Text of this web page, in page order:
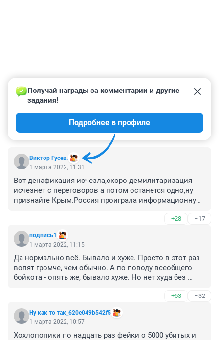
КОММЕНТАРИИ 16
Виктор Гусев.
Получай награды за комментарии и другие
задания!
Подробнее в профиле
1 марта 2022, 11:31
Вот денафикация исчезла,скоро демилитаризация
исчезнет с переговоров а потом останется одно,ну
признайте Крым.Россия проиграла информационную
подготовишься к ней.Надо учится у американцев  и
запада,вот придумывает про геноцид албанцев
сербами и бомбишь Сербию и мир не
возмущается,наплевать что большинство материалов
это фейки,вот эти косовцы становятся
потерпевшими,это те кто занимались продажей
человеческих органов.Также американцы потрясли
восстание исламистских радикалов объявили
восстанием народа против Каддафи и спокойно
бомбили.Если с Южной Осетией мы могли
обосновать военные действия то здесь даже не
попытались.Обстрелы Донбасса,так украинцы в
+28 –17
подпись1
1 марта 2022, 11:15
Да нормально всё. Бывало и хуже. Просто в этот раз
вопят громче, чем обычно. А по поводу всеобщего
бойкота - опять же, бывало хуже. Но нет худа без
почувствую себя Русскими, а не "гражданами мира".
Может, в мозгах у них чище станет.
+53 –32
Ну как то так_620e049b542f5
1 марта 2022, 10:57
Хохлопопики по надцать раз фейки о 5000 убитых и